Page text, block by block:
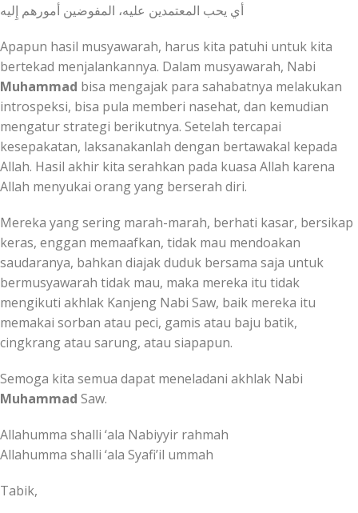
‎أي يحب المعتمدين عليه، المفوضين أمورهم إِليه
Apapun hasil musyawarah, harus kita patuhi untuk kita
bertekad menjalankannya. Dalam musyawarah, Nabi
Muhammad bisa mengajak para sahabatnya melakukan
introspeksi, bisa pula memberi nasehat, dan kemudian
mengatur strategi berikutnya. Setelah tercapai
kesepakatan, laksanakanlah dengan bertawakal kepada
Allah. Hasil akhir kita serahkan pada kuasa Allah karena
Allah menyukai orang yang berserah diri.
Mereka yang sering marah-marah, berhati kasar, bersikap
keras, enggan memaafkan, tidak mau mendoakan
saudaranya, bahkan diajak duduk bersama saja untuk
bermusyawarah tidak mau, maka mereka itu tidak
mengikuti akhlak Kanjeng Nabi Saw, baik mereka itu
memakai sorban atau peci, gamis atau baju batik,
cingkrang atau sarung, atau siapapun.
Semoga kita semua dapat meneladani akhlak Nabi
Muhammad Saw.
Allahumma shalli ‘ala Nabiyyir rahmah
Allahumma shalli ‘ala Syafi’il ummah
Tabik,